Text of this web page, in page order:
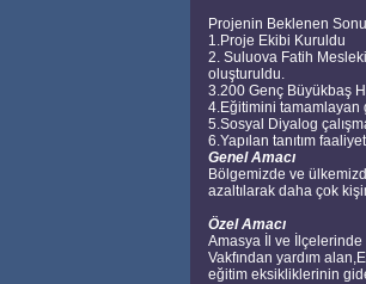
Projenin Beklenen
1.Proje Ekibi Kuruldu
2. Suluova Fatih
oluşturuldu.
3.200 Genç Büyükbaş
4.Eğitimini tamamlayan
5.Sosyal Diyalog
6.Yapılan tanıtım
Genel Amacı
Bölgemizde ve
azaltılarak daha çok
Özel Amacı
Amasya İl ve İlçelerinde
Vakfından yardım
eğitim eksikliklerinin